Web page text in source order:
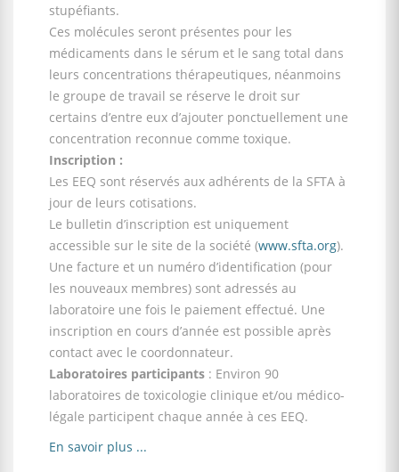
stupéfiants.
Ces molécules seront présentes pour les
médicaments dans le sérum et le sang total dans
leurs concentrations thérapeutiques, néanmoins
le groupe de travail se réserve le droit sur
certains d’entre eux d’ajouter ponctuellement une
concentration reconnue comme toxique.
Inscription :
Les EEQ sont réservés aux adhérents de la SFTA à
jour de leurs cotisations.
Le bulletin d’inscription est uniquement
accessible sur le site de la société (www.sfta.org).
Une facture et un numéro d’identification (pour
les nouveaux membres) sont adressés au
laboratoire une fois le paiement effectué. Une
inscription en cours d’année est possible après
contact avec le coordonnateur.
Laboratoires participants : Environ 90
laboratoires de toxicologie clinique et/ou médico-
légale participent chaque année à ces EEQ.
En savoir plus ...